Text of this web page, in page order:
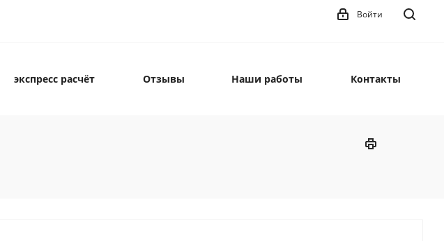
Войти
экспресс расчёт Отзывы Наши работы Контакты